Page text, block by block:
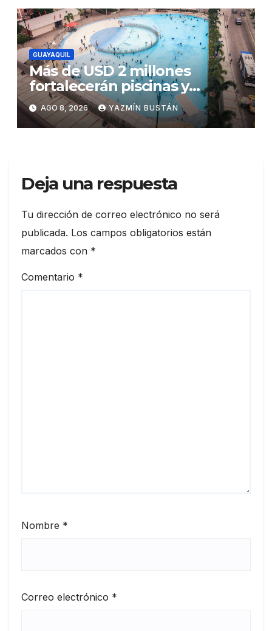
GUAYAQUIL
Más de USD 2 millones
fortalecerán piscinas y
parques acuáticos
municipales
AGO 8, 2026 YAZMÍN BUSTÁN
Deja una respuesta
Tu dirección de correo electrónico no será
publicada. Los campos obligatorios están
marcados con *
Comentario *
Nombre *
Correo electrónico *